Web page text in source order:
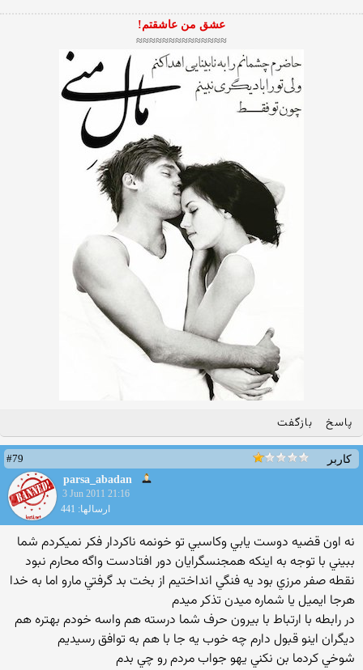
عشق من عاشقتم!
≈≈≈≈≈≈≈≈≈≈≈≈≈≈
پاسخ بازگفت
کاربر
#79
parsa_abadan
3 Jun 2011 21:16
ارسالها: 441
نه اون قضيه دوست يابي وكاسبي تو خونمه ناكردار فكر نميكردم شما
ببيني با توجه به اينكه همجنسگرايان دور افتادست واگه محارم نبود
نقطه صفر مرزي بود يه فنگي انداختيم از بخت بد گرفتي مارو اما به خدا
هرجا ايميل يا شماره ميدن تذكر ميدم
در رابطه با ارتباط با بيرون حرف شما درسته هم واسه خودم بهتره هم
ديگران اينو قبول دارم چه خوب يه جا با هم به توافق رسيديم
شوخي كردما بن نكني يهو جواب مردم رو چي بدم